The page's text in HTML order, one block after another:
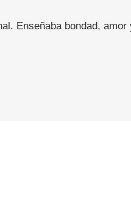
Enseñaba bondad,